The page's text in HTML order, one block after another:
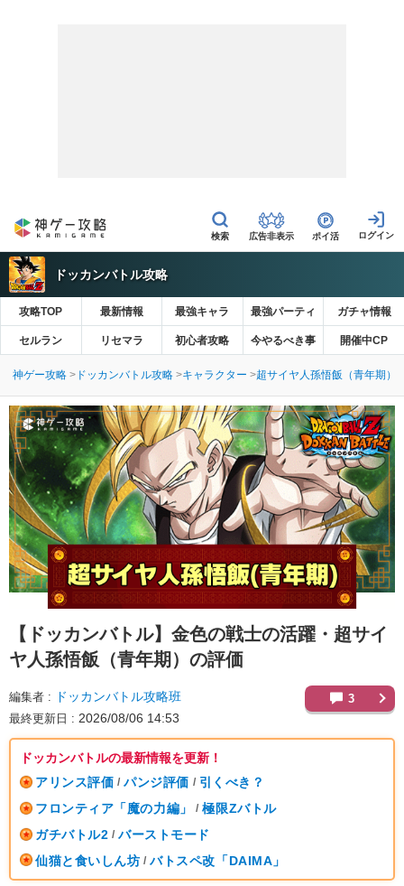
広告非表示 ポイ活
ドッカンバトル攻略
攻略TOP 最新情報 最強キャラ 最強パーティ ガチャ情報
セルラン リセマラ 初心者攻略 今やるべき事 開催中CP
神ゲー攻略 ドッカンバトル攻略 キャラクター 超サイヤ人孫悟飯（青年期）
【ドッカンバトル】 金色の戦士の活躍・超サイ
ヤ人孫悟飯（青年期）の評価
編集者 ドッカンバトル攻略班
最終更新日 2026/08/06 14:53
3
ドッカンバトルの最新情報を更新！
アリンス評価 / パンジ評価 / 引くべき？
フロンティア「魔の力編」
/ 極限Zバトル
ガチバトル2 / バーストモード
仙猫と食いしん坊 / バトスペ改「DAIMA」